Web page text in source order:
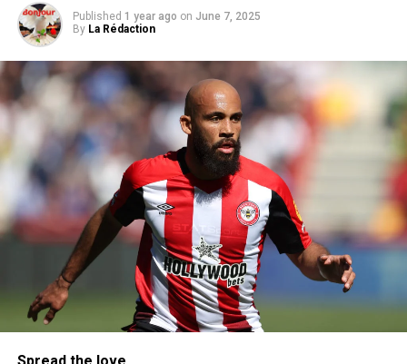
Published 1 year ago on June 7, 2025
By La Rédaction